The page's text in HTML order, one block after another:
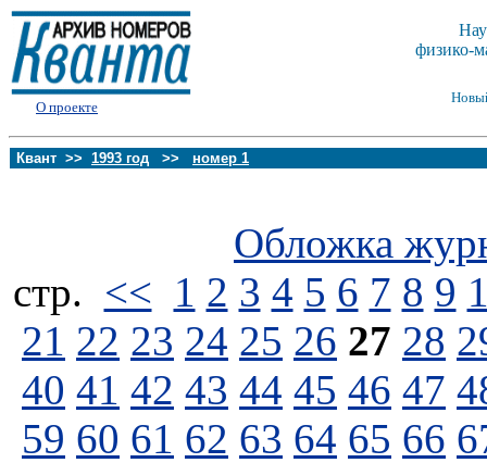
О проекте
физико-
Квант >> 1993 год >> номер 1
Обложка
стp. << 1 2 3 4 5 6 7 8 9
21 22 23 24 25 26 27 28
40 41 42 43 44 45 46 47
59 60 61 62 63 64 65 66